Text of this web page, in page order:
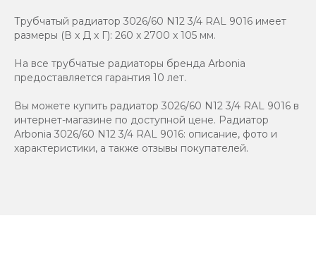
Трубчатый радиатор 3026/60 N12 3/4 RAL 9016 имеет
размеры (В x Д x Г): 260 x 2700 x 105 мм.
На все трубчатые радиаторы бренда Аrbonia
предоставляется гарантия 10 лет.
Вы можете купить радиатор 3026/60 N12 3/4 RAL 9016 в
интернет-магазине по доступной цене. Радиатор
Arbonia 3026/60 N12 3/4 RAL 9016: описание, фото и
характеристики, а также отзывы покупателей.